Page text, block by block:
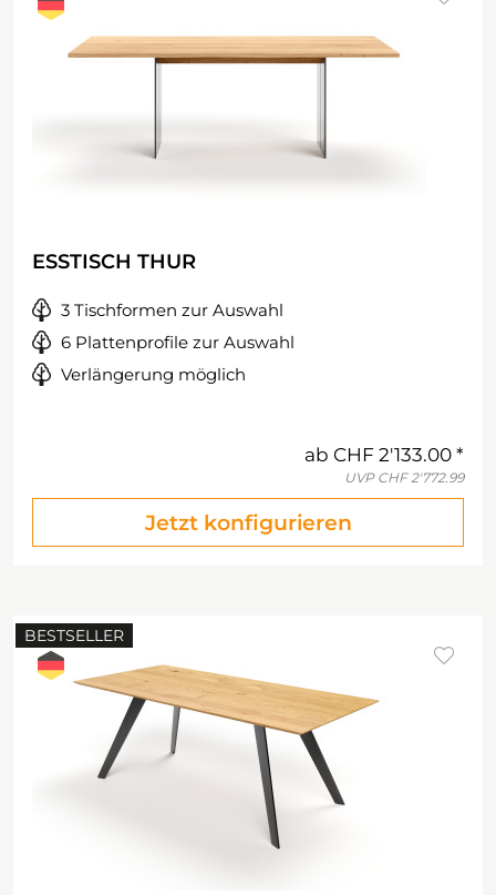
ESSTISCH THUR
3 Tischformen zur Auswahl
6 Plattenprofile zur Auswahl
Verlängerung möglich
ab CHF 2'133.00
UVP CHF 2'772.99
Jetzt konfigurieren
BESTSELLER